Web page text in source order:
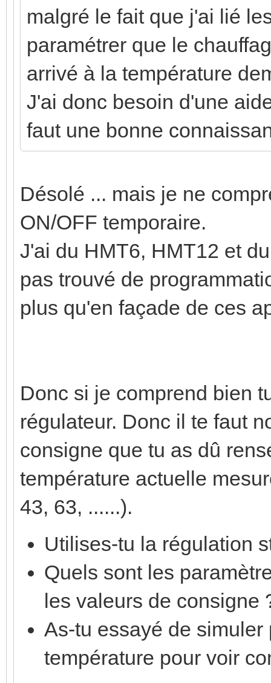
malgré le fait que j'ai lié
paramétrer que le
arrivé à la température
J'ai donc besoin d'une
faut une bonne
Désolé ... mais je ne
ON/OFF temporaire.
J'ai du HMT6, HMT12 et
pas trouvé de
plus qu'en façade de ces
Donc si je comprend bien
régulateur. Donc il te faut
consigne que tu as dû
température actuelle
43, 63, ......).
Utilises-tu la régulation
Quels sont les
les valeurs de consigne
As-tu essayé de
température pour voir